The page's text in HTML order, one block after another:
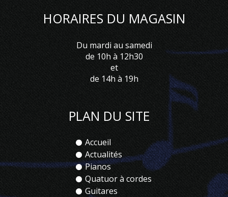
HORAIRES DU MAGASIN
Du mardi au samedi
de 10h à 12h30
et
de 14h à 19h
PLAN DU SITE
Accueil
Actualités
Pianos
Quatuor à cordes
Guitares